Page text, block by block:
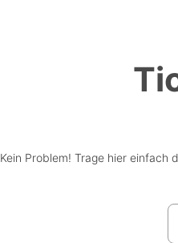
Kein Problem! Trage hier einfach